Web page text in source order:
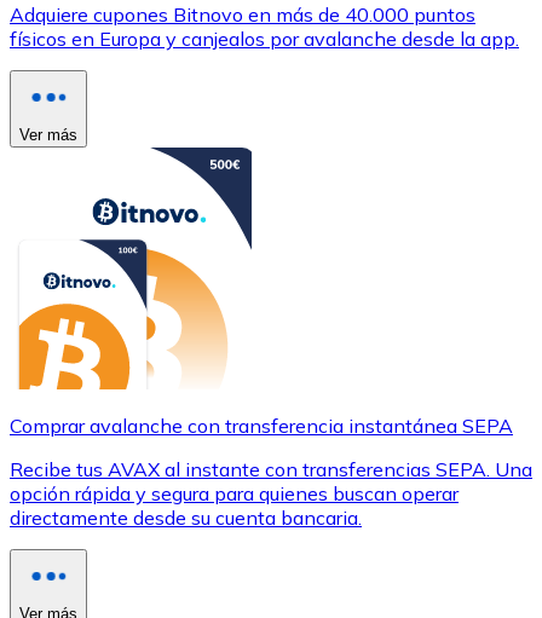
Adquiere cupones Bitnovo en más de 40.000 puntos
físicos en Europa y canjealos por avalanche desde la app.
Ver más
Comprar avalanche con transferencia instantánea SEPA
Recibe tus AVAX al instante con transferencias SEPA. Una
opción rápida y segura para quienes buscan operar
directamente desde su cuenta bancaria.
Ver más